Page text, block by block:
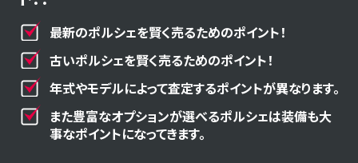
最新のポルシェを賢く売るためのポイント！
古いポルシェを賢く売るためのポイント！
年式やモデルによって査定するポイントが異なります。
また豊富なオプションが選べるポルシェは装備も大
事なポイントになってきます。